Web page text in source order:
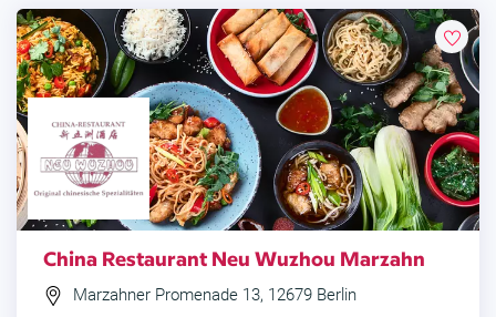
China Restaurant Neu Wuzhou Marzahn
Marzahner Promenade 13, 12679 Berlin